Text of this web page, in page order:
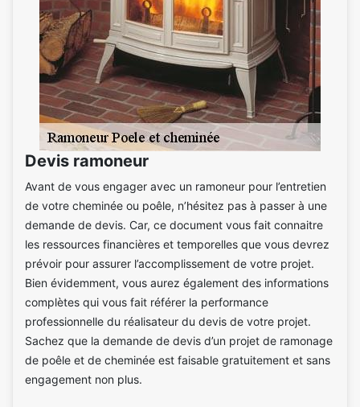
Devis ramoneur
Avant de vous engager avec un ramoneur pour l’entretien
de votre cheminée ou poêle, n’hésitez pas à passer à une
demande de devis. Car, ce document vous fait connaitre
les ressources financières et temporelles que vous devrez
prévoir pour assurer l’accomplissement de votre projet.
Bien évidemment, vous aurez également des informations
complètes qui vous fait référer la performance
professionnelle du réalisateur du devis de votre projet.
Sachez que la demande de devis d’un projet de ramonage
de poêle et de cheminée est faisable gratuitement et sans
engagement non plus.